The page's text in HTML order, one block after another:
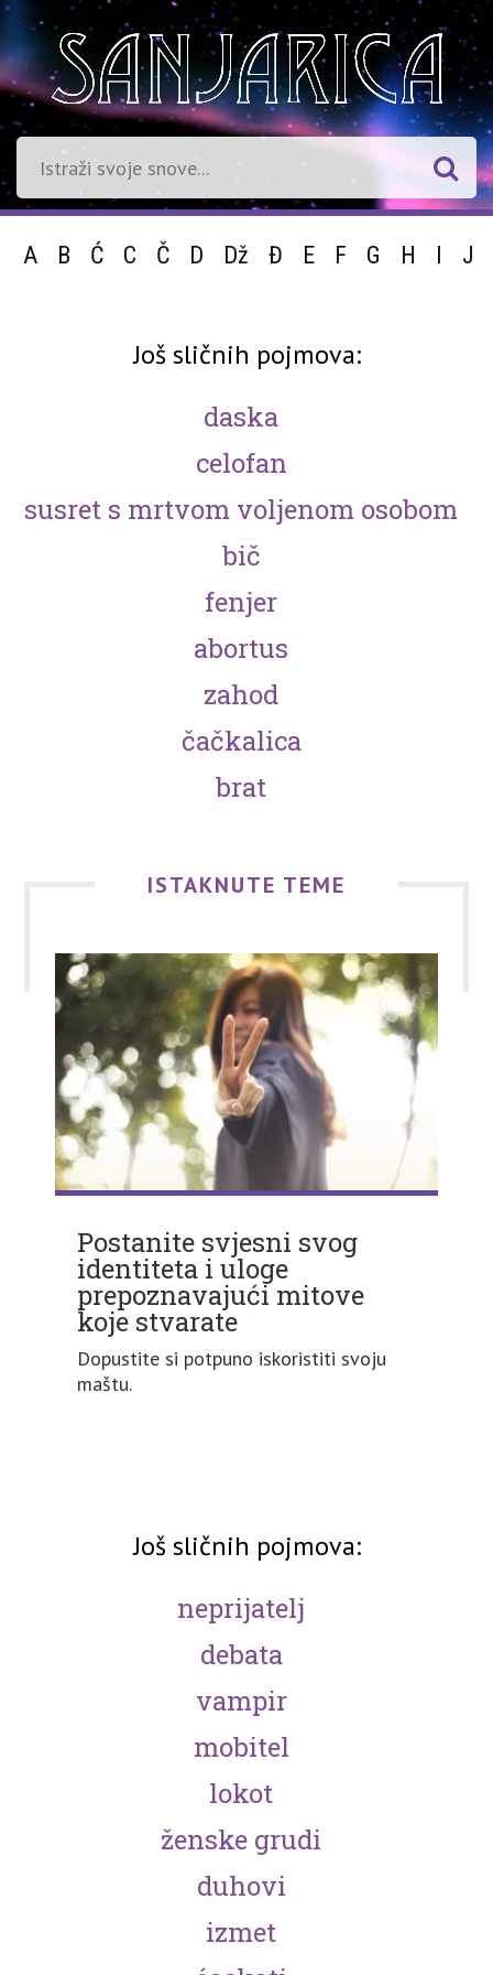
A B Ć C Č D Dž Đ E F G H I J
Još sličnih pojmova:
daska
celofan
susret s mrtvom voljenom osobom
bič
fenjer
abortus
zahod
čačkalica
brat
ISTAKNUTE TEME
Postanite svjesni svog
identiteta i uloge
prepoznavajući mitove
koje stvarate
Dopustite si potpuno iskoristiti svoju
maštu.
Još sličnih pojmova:
neprijatelj
debata
vampir
mobitel
lokot
ženske grudi
duhovi
izmet